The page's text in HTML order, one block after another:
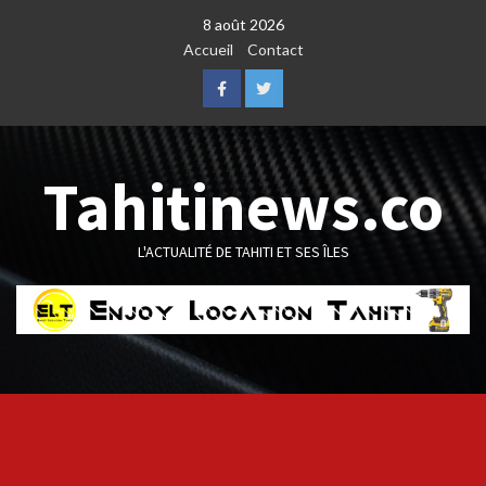
8 août 2026
Accueil
Contact
FacebookTwitter
Tahitinews.co
L'ACTUALITÉ DE TAHITI ET SES ÎLES